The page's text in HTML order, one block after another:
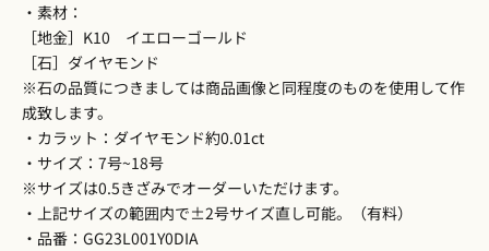
・素材：
［地金］K10 イエローゴールド
［石］ダイヤモンド
※石の品質につきましては商品画像と同程度のものを使用して作
成致します。
・カラット：ダイヤモンド約0.01ct
・サイズ：7号~18号
※サイズは0.5きざみでオーダーいただけます。
・上記サイズの範囲内で±2号サイズ直し可能。（有料）
・品番：GG23L001Y0DIA